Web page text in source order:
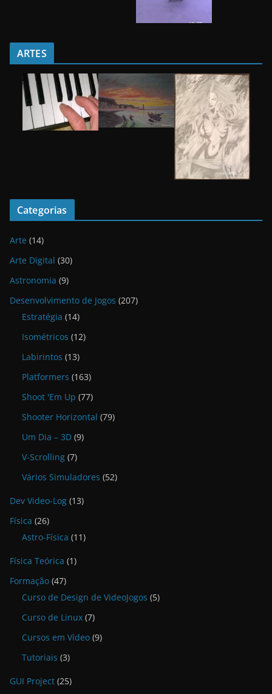
ARTES
Categorias
Arte (14)
Arte Digital (30)
Astronomia (9)
Desenvolvimento de Jogos (207)
Estratégia (14)
Isométricos (12)
Labirintos (13)
Platformers (163)
Shoot 'Em Up (77)
Shooter Horizontal (79)
Um Dia – 3D (9)
V-Scrolling (7)
Vários Simuladores (52)
Dev Video-Log (13)
Física (26)
Astro-Física (11)
Física Teórica (1)
Formação (47)
Curso de Design de VideoJogos (5)
Curso de Linux (7)
Cursos em Vídeo (9)
Tutoriais (3)
GUI Project (25)